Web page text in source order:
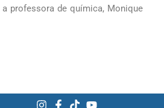
a professora de química, Monique